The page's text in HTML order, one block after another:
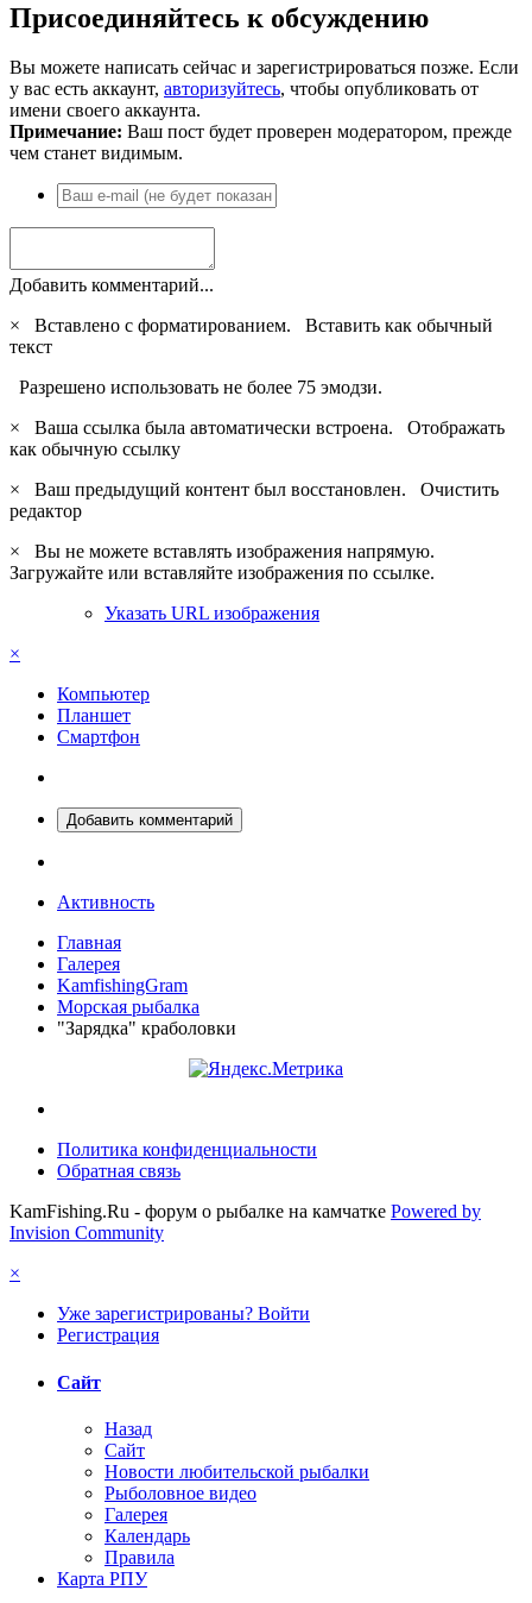
Присоединяйтесь к обсуждению
Вы можете написать сейчас и зарегистрироваться позже. Если
у вас есть аккаунт, авторизуйтесь, чтобы опубликовать от
имени своего аккаунта.
Примечание: Ваш пост будет проверен модератором, прежде
чем станет видимым.
Добавить комментарий...
×
Вставлено с форматированием. Вставить как обычный
текст
Разрешено использовать не более 75 эмодзи.
×
Ваша ссылка была автоматически встроена. Отображать
как обычную ссылку
×
Ваш предыдущий контент был восстановлен. Очистить
редактор
×
Вы не можете вставлять изображения напрямую.
Загружайте или вставляйте изображения по ссылке.
Указать URL изображения
×
Компьютер
Планшет
Смартфон
Добавить комментарий
Активность
Главная
Галерея
KamfishingGram
Морская рыбалка
"Зарядка" краболовки
Политика конфиденциальности
Обратная связь
KamFishing.Ru - форум о рыбалке на камчатке Powered by
Invision Community
×
Уже зарегистрированы? Войти
Регистрация
Сайт
Назад
Сайт
Новости любительской рыбалки
Рыболовное видео
Галерея
Календарь
Правила
Карта РПУ